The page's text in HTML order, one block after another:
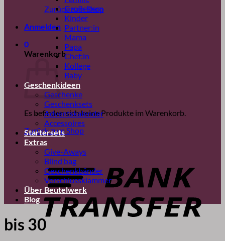
Zurück zum Shop
Anmelden
0
Warenkorb
Es befinden sich keine Produkte im Warenkorb.
Zurück zum Shop
Großeltern
Kinder
Partner:in
Mama
Papa
Chef:in
Kollege
Baby
Geschenkideen
Geschenke
Geschenksets
Adventskalender
Accessoires
Startersets
Extras
Give-Aways
Blind bag
Geschenkbänder
Verschlussklammer
Über Beutelwerk
Blog
bis 30